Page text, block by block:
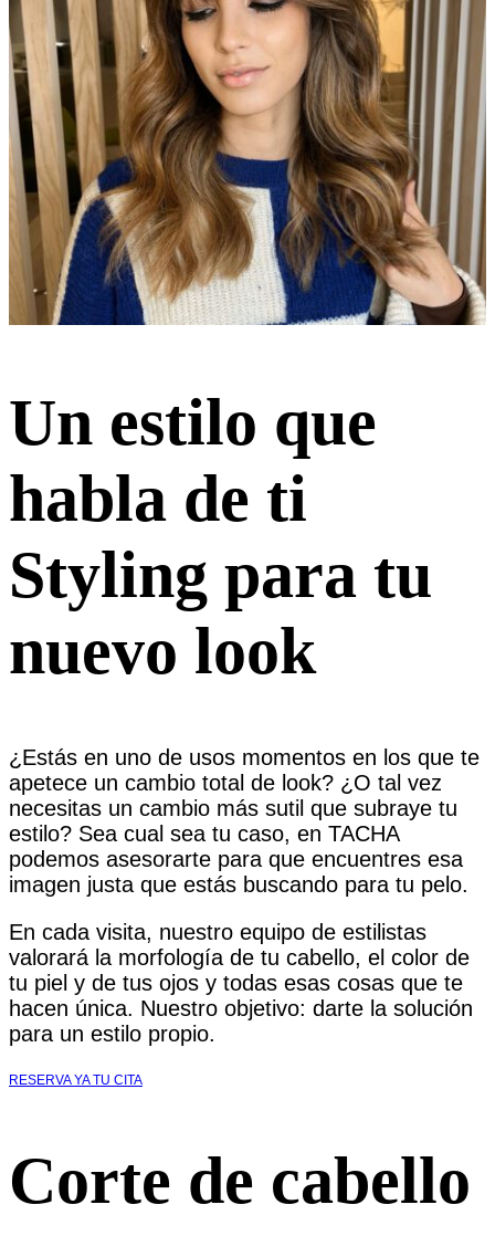
Un estilo que
habla de ti
Styling para tu
nuevo look
¿Estás en uno de usos momentos en los que te
apetece un cambio total de look? ¿O tal vez
necesitas un cambio más sutil que subraye tu
estilo? Sea cual sea tu caso, en TACHA
podemos asesorarte para que encuentres esa
imagen justa que estás buscando para tu pelo.
En cada visita, nuestro equipo de estilistas
valorará la morfología de tu cabello, el color de
tu piel y de tus ojos y todas esas cosas que te
hacen única. Nuestro objetivo: darte la solución
para un estilo propio.
RESERVA YA TU CITA
Corte de cabello